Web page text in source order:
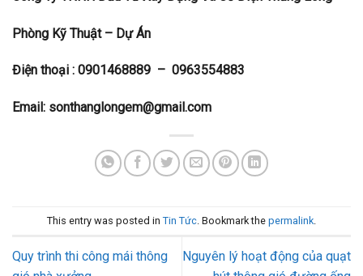
Phòng Kỹ Thuật – Dự Án
Điện thoại : 0901468889 – 0963554883
Email: sonthanglongem@gmail.com
This entry was posted in Tin Tức . Bookmark the permalink
Quy trình thi công mái thông
Nguyên lý hoạt động của quạt